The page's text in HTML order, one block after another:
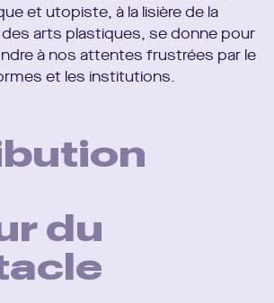
et utopiste, à la lisière de la
arts plastiques, se donne pour
à nos attentes frustrées par le
et les institutions.
en scène
Aymen Bouchou, Marine
Vincent Pacaud, Naïsha
du